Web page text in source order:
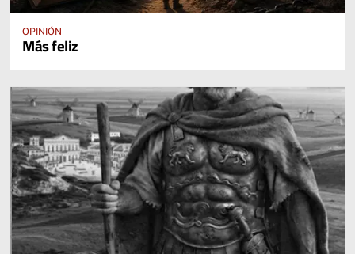
OPINIÓN
Más feliz